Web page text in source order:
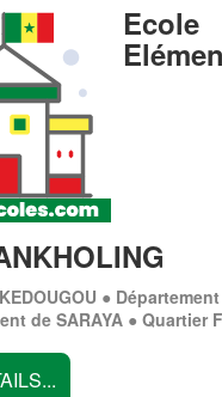
Ecole
●
de SARAYA ● Quartier